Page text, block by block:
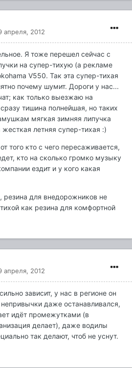
апреля, 2012
Я тоже перешел сейчас с
на супер-тихую (а рекламе
V550. Так эта супер-тихая
почему шумит. Дороги у нас...
как только выезжаю на
тишина полнейшая, но таких
мягкая зимняя липучка
летняя супер-тихая :)
того кто с чего пересаживается,
кто на сколько громко музыку
ездит и у кого какая
резина для внедорожников не
как резина для комфортной
апреля, 2012
зависит, у нас в регионе он
даже останавливался,
идёт промежутками (в
делает), даже водилы
так делают, чтоб не уснут.